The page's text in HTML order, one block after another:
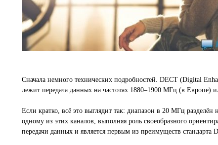
Сначала немного технических подробностей. DECT (Digital
лежит передача данных на частотах 1880–1900 МГц (в
Если кратко, всё это выглядит так: диапазон в 20 МГц
одному из этих каналов, выполняя роль своеобразного
передачи данных и является первым из преимуществ